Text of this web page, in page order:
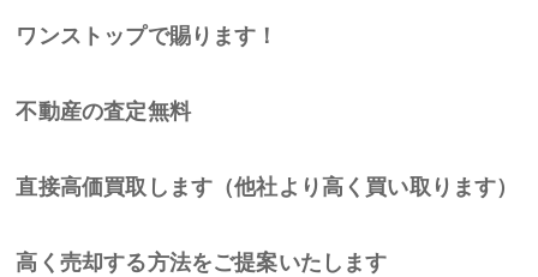
ワンストップで賜ります！
不動産の査定無料
直接高価買取します（他社より高く買い取ります）
高く売却する方法をご提案いたします